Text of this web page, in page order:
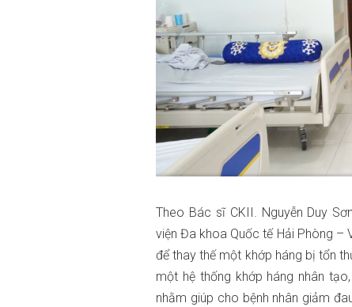
Theo Bác sĩ CKII. Nguyễn Duy
viện Đa khoa Quốc tế Hải Phòng –
để thay thế một khớp háng bị tổn
một hệ thống khớp háng nhân
nhằm giúp cho bệnh nhân giảm